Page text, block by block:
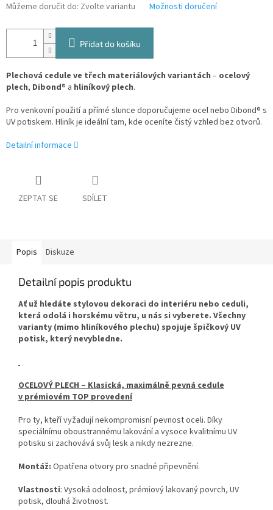
Můžeme doručit do: Zvolte variantu Možnosti doručení
Přidat do košíku
Plechová cedule ve třech materiálových variantách – ocelový
plech, Dibond® a hliníkový plech.
Pro venkovní použití a přímé slunce doporučujeme ocel nebo Dibond® s
UV potiskem. Hliník je ideální tam, kde oceníte čistý vzhled bez otvorů.
Detailní informace
ZEPTAT SE SDÍLET
Popis Diskuze
Detailní popis produktu
Ať už hledáte stylovou dekoraci do interiéru nebo ceduli,
která odolá i horskému větru, u nás si vyberete. Všechny
varianty (mimo hliníkového plechu) spojuje špičkový UV
potisk, který nevybledne.
OCELOVÝ PLECH – Klasická, maximálně pevná cedule
v prémiovém TOP provedení
Pro ty, kteří vyžadují nekompromisní pevnost oceli. Díky
speciálnímu oboustrannému lakování a vysoce kvalitnímu UV
potisku si zachovává svůj lesk a nikdy nezrezne.
Montáž: Opatřena otvory pro snadné připevnění.
Vlastnosti: Vysoká odolnost, prémiový lakovaný povrch, UV
potisk, dlouhá životnost.